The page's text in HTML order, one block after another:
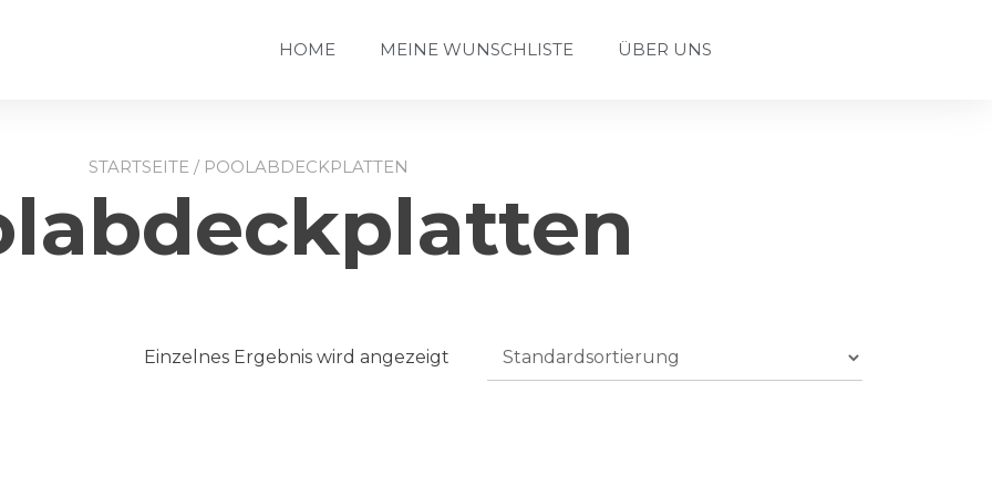
HOME MEINE WUNSCHLISTE ÜBER UNS
STARTSEITE/ POOLABDECKPLATTEN
Einzelnes Ergebnis wird angezeigt